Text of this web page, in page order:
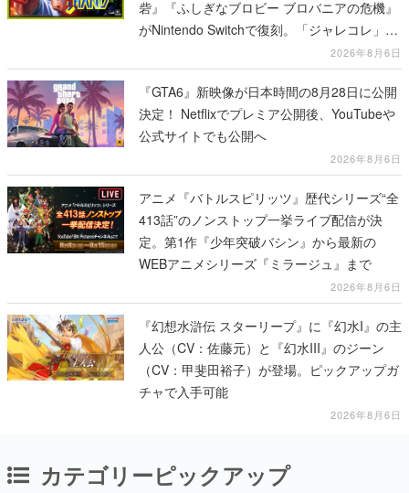
砦』『ふしぎなブロビー ブロバニアの危機』
がNintendo Switchで復刻。「ジャレコレ」シ
2026年8月6日
『GTA6』新映像が日本時間の8月28日に公開
決定！ Netflixでプレミア公開後、YouTubeや
公式サイトでも公開へ
2026年8月6日
アニメ『バトルスピリッツ』歴代シリーズ“全
413話”のノンストップ一挙ライブ配信が決
定。第1作『少年突破バシン』から最新の
WEBアニメシリーズ『ミラージュ』まで
2026年8月6日
『幻想水滸伝 スターリープ』に『幻水I』の主
人公（CV：佐藤元）と『幻水III』のジーン
（CV：甲斐田裕子）が登場。ピックアップガ
チャで入手可能
2026年8月6日
カテゴリーピックアップ